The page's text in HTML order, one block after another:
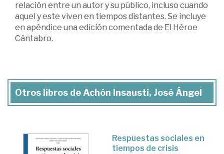
relación entre un autor y su público, incluso cuando
aquel y este viven en tiempos distantes. Se incluye
en apéndice una edición comentada de El Héroe
Cántabro.
Otros libros de Achón Insausti, José Ángel
Respuestas sociales en
tiempos de crisis